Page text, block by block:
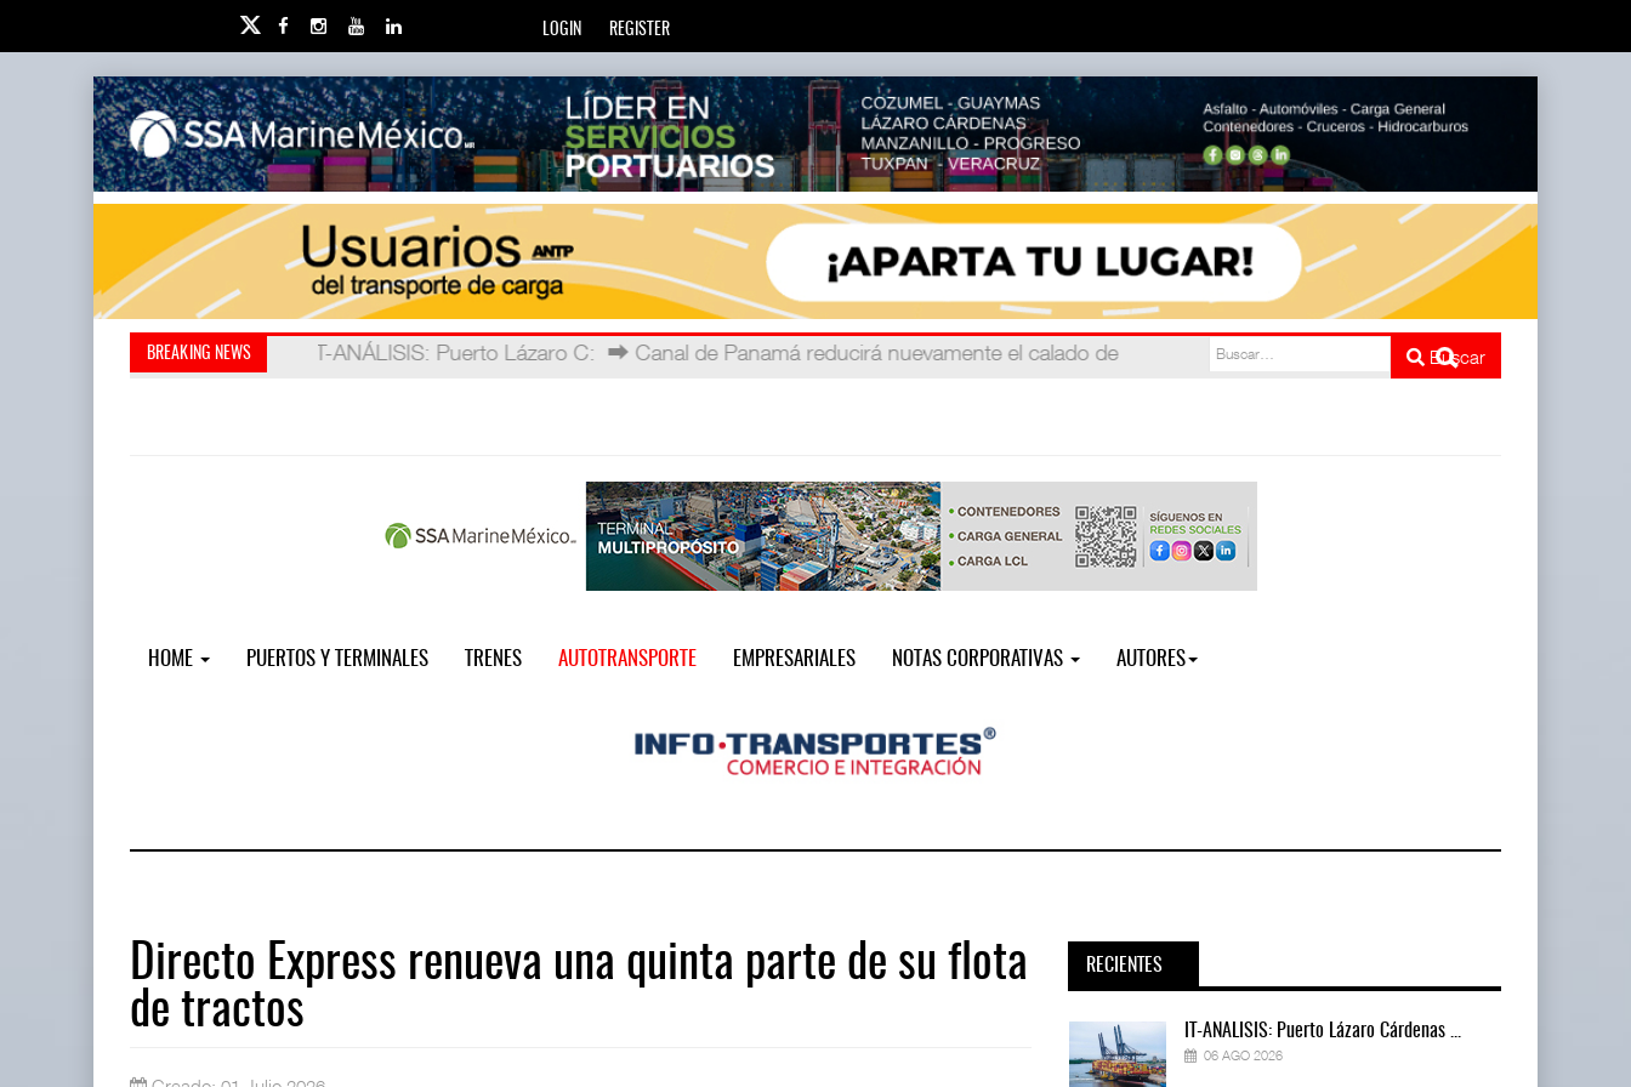
LOGIN REGISTER
BREAKING NEWS IT-ANÁLISIS: Puerto Lázaro C
La ATTRAPI licita red de telec : La Agencia de Trenes y Transporte Público Integrado
Buscar
HOME PUERTOS Y TERMINALES TRENES AUTOTRANSPORTE EMPRESARIALES NOTAS CORPORATIVAS AUTORES
Directo Express renueva una quinta parte de su flota
de tractos
RECIENTES
IT-ANÁLISIS: Puerto Lázaro Cárdenas ... IT-ANÁLISIS: Puerto Lázaro Cárdenas ...
06 AGO 2026